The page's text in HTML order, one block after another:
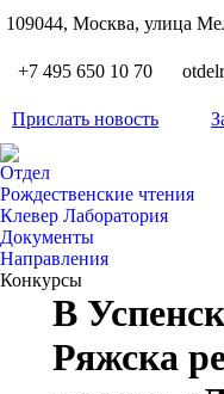
109044, Москва, улица
+7 495 650 10 70
Прислать новость
Отдел
Рождественские чтения
Клевер Лаборатория
Документы
Направления
Конкурсы
В
Ряжска